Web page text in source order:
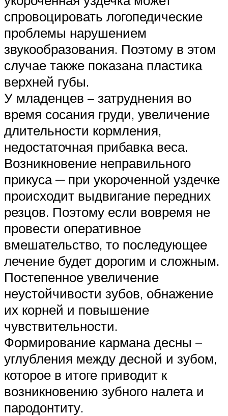
спровоцировать логопедические
проблемы нарушением
звукообразования. Поэтому в этом
случае также показана пластика
верхней губы.
У младенцев – затруднения во
время сосания груди, увеличение
длительности кормления,
недостаточная прибавка веса.
Возникновение неправильного
прикуса ─ при укороченной уздечке
происходит выдвигание передних
резцов. Поэтому если вовремя не
провести оперативное
вмешательство, то последующее
лечение будет дорогим и сложным.
Постепенное увеличение
неустойчивости зубов, обнажение
их корней и повышение
чувствительности.
Формирование кармана десны –
углубления между десной и зубом,
которое в итоге приводит к
возникновению зубного налета и
пародонтиту.